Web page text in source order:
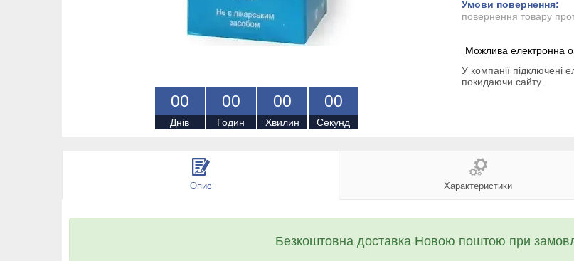
00
Днів
00
Годин
00
Хвилин
00
Секунд
повернення товару
У компанії підключені
покидаючи сайту.
Опис Характеристики
Безкоштовна доставка Новою поштою при